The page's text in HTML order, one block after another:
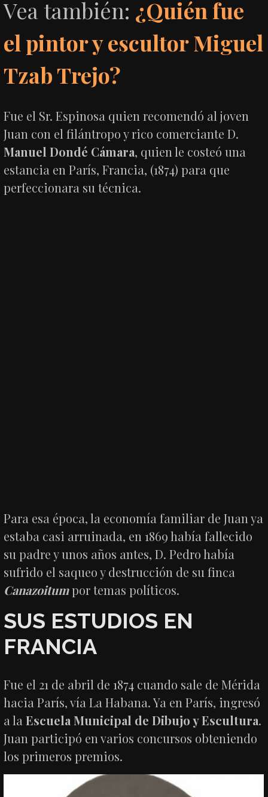
Vea también: ¿Quién fue
el pintor y escultor Miguel
Tzab Trejo?
Fue el Sr. Espinosa quien recomendó al joven
Juan con el filántropo y rico comerciante D.
Manuel Dondé Cámara, quien le costeó una
estancia en París, Francia, (1874) para que
perfeccionara su técnica.
Para esa época, la economía familiar de Juan ya
estaba casi arruinada, en 1869 había fallecido
su padre y unos años antes, D. Pedro había
sufrido el saqueo y destrucción de su finca
Canazoitumpor temas políticos.
SUS ESTUDIOS EN
FRANCIA
Fue el 21 de abril de 1874 cuando sale de Mérida
hacia París, vía La Habana. Ya en París, ingresó
a laEscuela Municipal de Dibujo y Escultura.
Juan participó en varios concursos obteniendo
los primeros premios.